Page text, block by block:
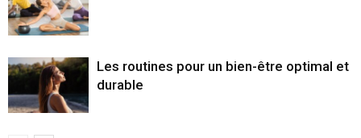
Les routines pour un bien-être optimal et
durable